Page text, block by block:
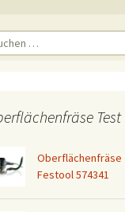
Test
Oberflächenfräse
Festool 574341